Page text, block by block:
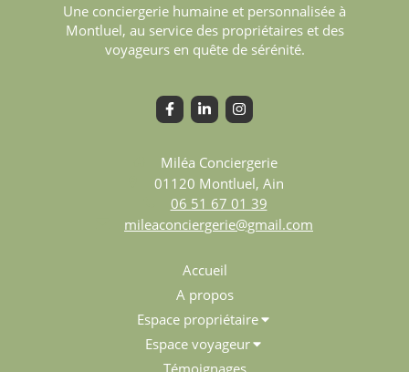
Une conciergerie humaine et personnalisée à
Montluel, au service des propriétaires et des
voyageurs en quête de sérénité.
Miléa Conciergerie
01120 Montluel, Ain
06 51 67 01 39
mileaconciergerie@gmail.com
Accueil
A propos
Espace propriétaire
Espace voyageur
Témoignages